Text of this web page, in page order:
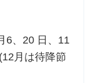
6、20 日、11
月は待降節